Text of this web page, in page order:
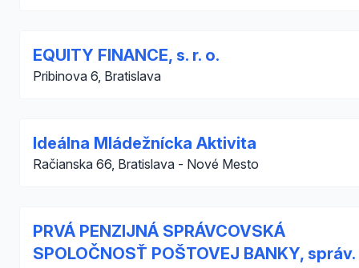
EQUITY FINANCE, s. r. o.
Pribinova 6, Bratislava
Ideálna Mládežnícka Aktivita
Račianska 66, Bratislava - Nové Mesto
PRVÁ PENZIJNÁ SPRÁVCOVSKÁ
SPOLOČNOSŤ POŠTOVEJ BANKY, správ.